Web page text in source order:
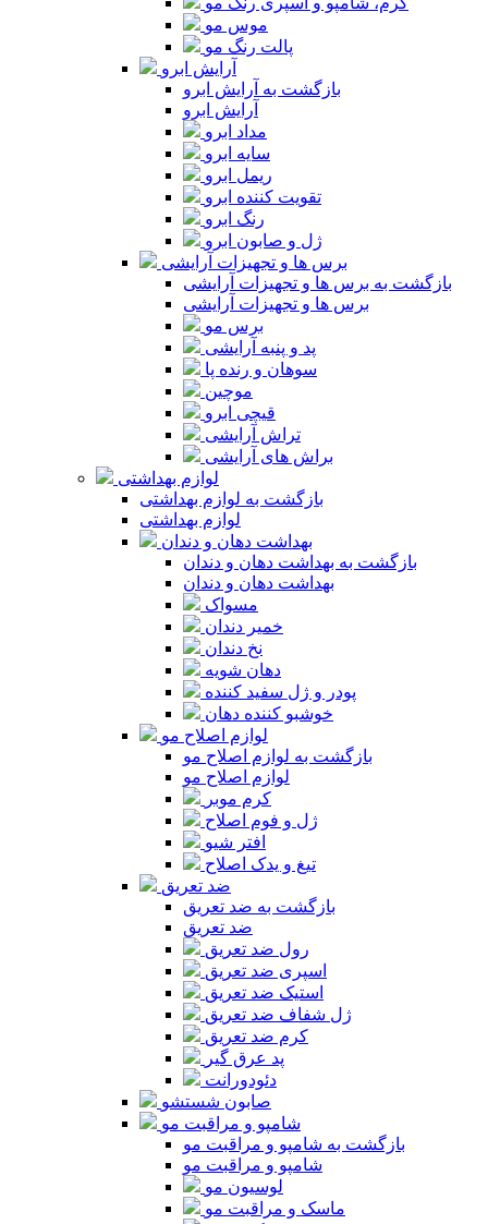
موس مو
پالت رنگ مو
آرایش ابرو
بازگشت به آرایش ابرو
آرایش ابرو
مداد ابرو
سایه ابرو
ریمل ابرو
تقویت کننده ابرو
رنگ ابرو
ژل و صابون ابرو
برس ها و تجهیزات آرایشی
بازگشت به برس ها و تجهیزات آرایشی
برس ها و تجهیزات آرایشی
برس مو
پد و پنبه آرایشی
سوهان و رنده پا
موچین
قیچی ابرو
تراش آرایشی
براش های آرایشی
لوازم بهداشتی
بازگشت به لوازم بهداشتی
لوازم بهداشتی
بهداشت دهان و دندان
بازگشت به بهداشت دهان و دندان
بهداشت دهان و دندان
مسواک
خمیر دندان
نخ دندان
دهان شویه
پودر و ژل سفید کننده
خوشبو کننده دهان
لوازم اصلاح مو
بازگشت به لوازم اصلاح مو
لوازم اصلاح مو
کرم موبر
ژل و فوم اصلاح
افتر شیو
تیغ و یدک اصلاح
ضد تعریق
بازگشت به ضد تعریق
ضد تعریق
رول ضد تعریق
اسپری ضد تعریق
استیک ضد تعریق
ژل شفاف ضد تعریق
کرم ضد تعریق
پد عرق گیر
دئودورانت
صابون شستشو
شامپو و مراقبت مو
بازگشت به شامپو و مراقبت مو
شامپو و مراقبت مو
لوسیون مو
ماسک و مراقبت مو